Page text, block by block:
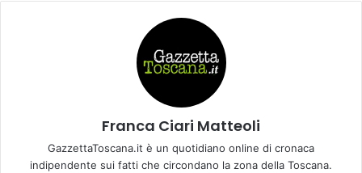
Franca Ciari Matteoli
GazzettaToscana.it è un quotidiano online di cronaca
indipendente sui fatti che circondano la zona della Toscana.